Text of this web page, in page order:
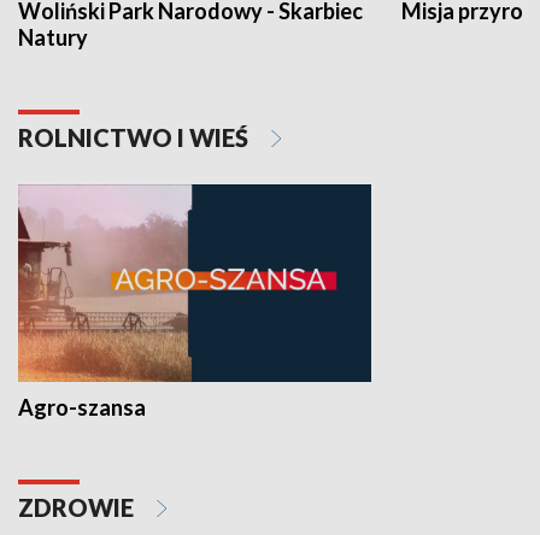
Woliński Park Narodowy - Skarbiec
Natury
Misja
ROLNICTWO I WIEŚ
Agro-szansa
ZDROWIE